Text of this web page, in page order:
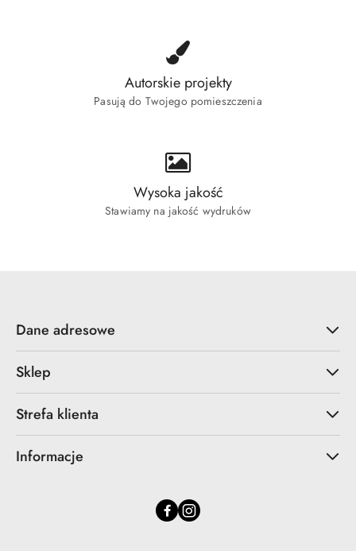
Autorskie projekty
Pasują do Twojego pomieszczenia
Wysoka jakość
Stawiamy na jakość wydruków
Dane adresowe
Sklep
Strefa klienta
Informacje